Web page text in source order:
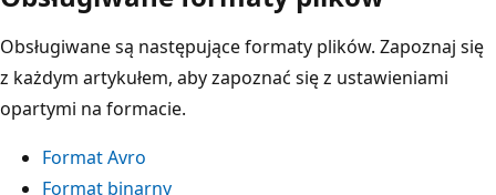
Obsługiwane są następujące formaty plików. Zapoznaj się
z każdym artykułem, aby zapoznać się z ustawieniami
opartymi na formacie.
Format Avro
Format binarny